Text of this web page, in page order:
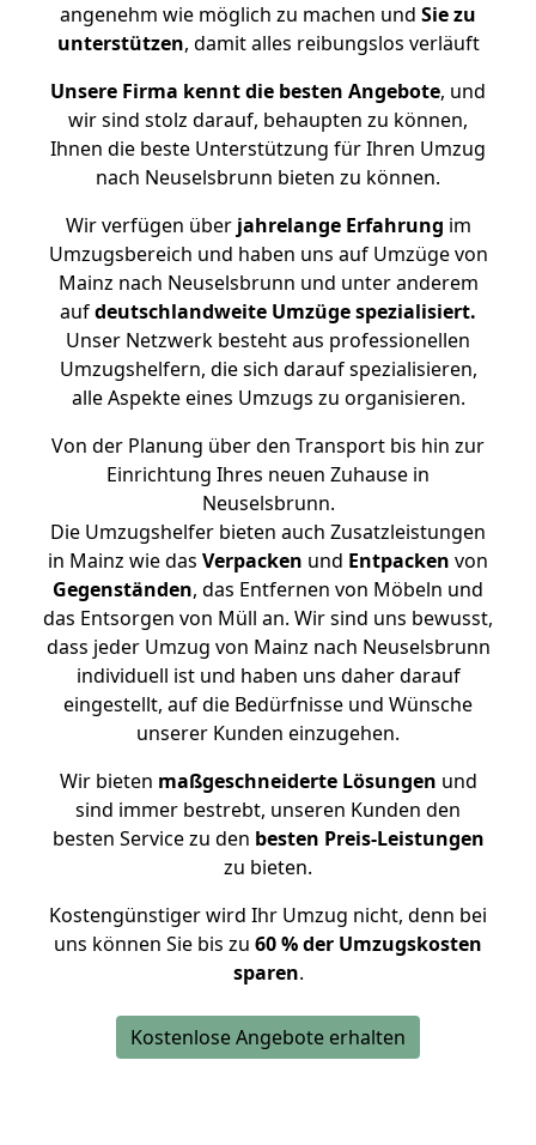
angenehm wie möglich zu machen und Sie zu
unterstützen, damit alles reibungslos verläuft
Unsere Firma kennt die besten Angebote, und
wir sind stolz darauf, behaupten zu können,
Ihnen die beste Unterstützung für Ihren Umzug
nach Neuselsbrunn bieten zu können.
Wir verfügen überjahrelange Erfahrung im
Umzugsbereich und haben uns auf Umzüge von
Mainz nach Neuselsbrunn und unter anderem
aufdeutschlandweite Umzüge spezialisiert.
Unser Netzwerk besteht aus professionellen
Umzugshelfern, die sich darauf spezialisieren,
alle Aspekte eines Umzugs zu organisieren.
Von der Planung über den Transport bis hin zur
Einrichtung Ihres neuen Zuhause in
Neuselsbrunn.
Die Umzugshelfer bieten auch Zusatzleistungen
in Mainz wie das Verpacken und Entpacken von
Gegenständen, das Entfernen von Möbeln und
das Entsorgen von Müll an. Wir sind uns bewusst,
dass jeder Umzug von Mainz nach Neuselsbrunn
individuell ist und haben uns daher darauf
eingestellt, auf die Bedürfnisse und Wünsche
unserer Kunden einzugehen.
Wir bieten maßgeschneiderte Lösungen und
sind immer bestrebt, unseren Kunden den
besten Service zu den besten Preis-Leistungen
zu bieten.
Kostengünstiger wird Ihr Umzug nicht, denn bei
uns können Sie bis zu 60 % der Umzugskosten
sparen.
Kostenlose Angebote erhalten